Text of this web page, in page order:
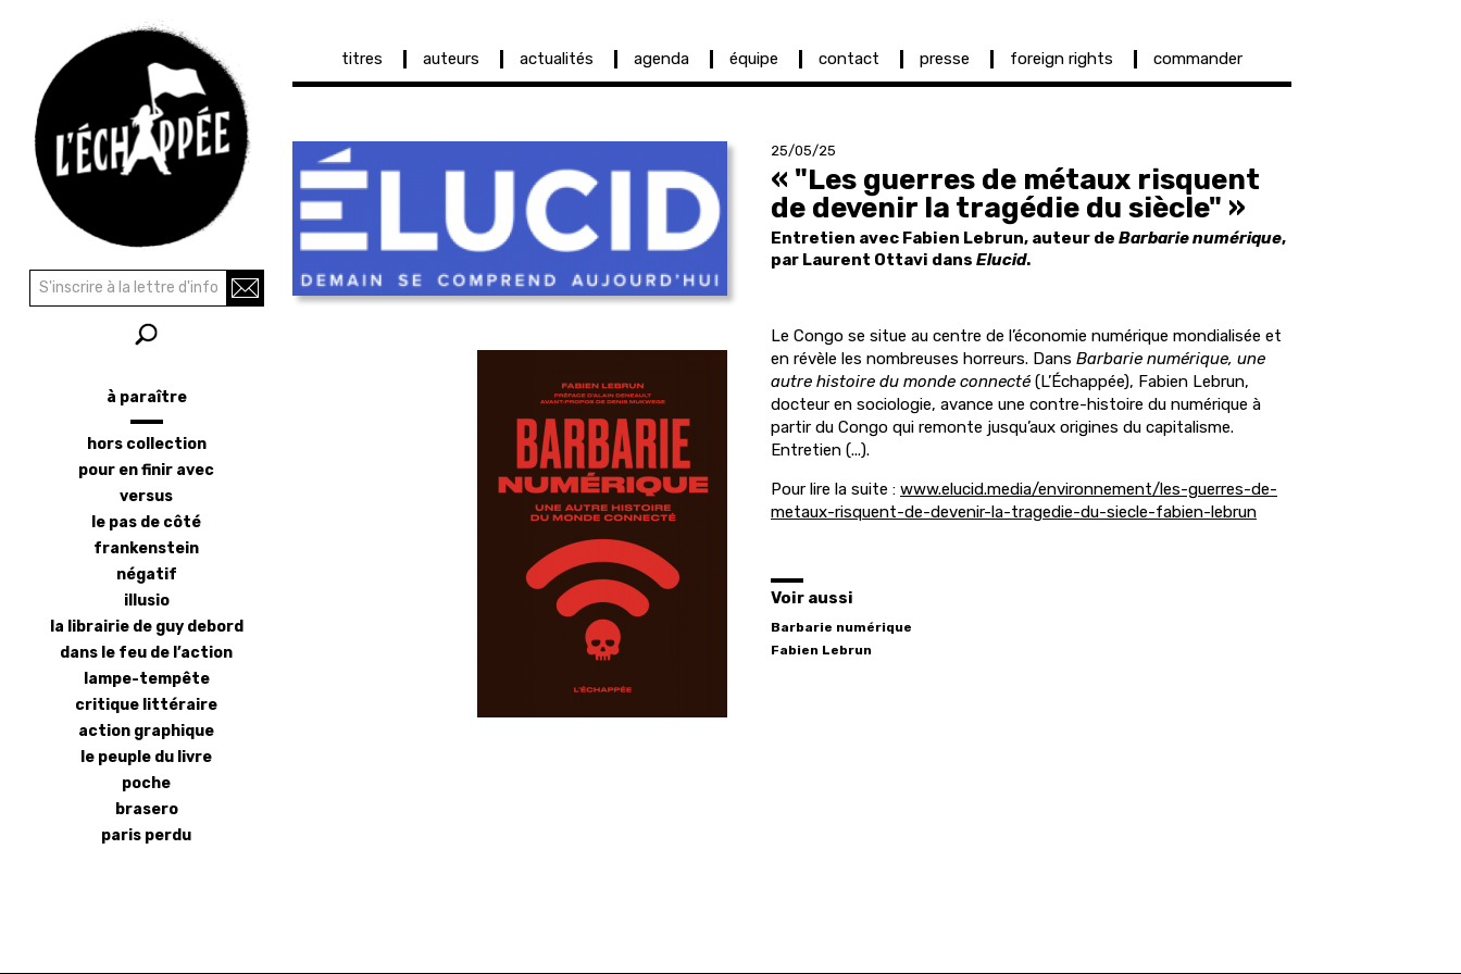
contenu
principal
principale
titres auteurs actualités agenda équipe contact presse foreign rights commander
25/05/25
« "Les guerres de métaux risquent
de devenir la tragédie du siècle" »
Entretien avec Fabien Lebrun, auteur de Barbarie numérique,
par Laurent Ottavi dans Elucid.
Le Congo se situe au centre de l’économie numérique mondialisée et
en révèle les nombreuses horreurs. Dans Barbarie numérique, une
autre histoire du monde connecté (L’Échappée), Fabien Lebrun,
docteur en sociologie, avance une contre-histoire du numérique à
partir du Congo qui remonte jusqu’aux origines du capitalisme.
Entretien (...).
Pour lire la suite : www.elucid.media/environnement/les-guerres-de-
metaux-risquent-de-devenir-la-tragedie-du-siecle-fabien-lebrun
Voir aussi
Barbarie numérique
Fabien Lebrun
Rechercher
latéral
à paraître
hors collection
pour en finir avec
versus
le pas de côté
frankenstein
négatif
illusio
la librairie de guy debord
dans le feu de l’action
lampe-tempête
critique littéraire
action graphique
le peuple du livre
poche
brasero
paris perdu